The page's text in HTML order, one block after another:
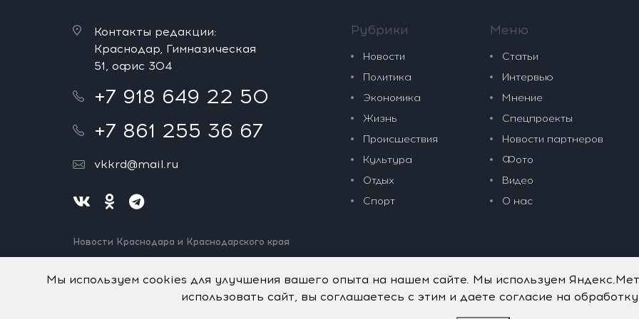
Контакты редакции:
Краснодар, Гимназическая
51, офис 304
+7 918 649 22 50
+7 861 255 36 67
vkkrd@mail.ru
Новости Краснодара и Краснодарского края
Нашли ошибку? Выделите и нажмите Ctrl+Enter.
Рубрики
Новости
Политика
Экономика
Жизнь
Происшествия
Культура
Отдых
Спорт
Меню
Статьи
Интервью
Мнение
Спецпроекты
Новости партнеров
Фото
Видео
О нас
Мы используем cookies для улучшения вашего опыта на нашем сайте. Мы используем
использовать сайт, вы соглашаетесь с этим и даете согласие на